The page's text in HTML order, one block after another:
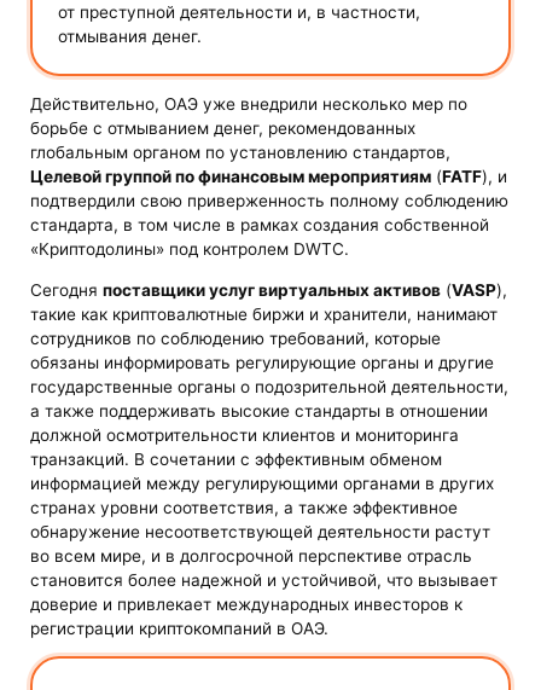
от преступной деятельности и, в частности,
отмывания денег.
Действительно, ОАЭ уже внедрили несколько мер по
борьбе с отмыванием денег, рекомендованных
глобальным органом по установлению стандартов,
Целевой группой по финансовым мероприятиям (FATF), и
подтвердили свою приверженность полному соблюдению
стандарта, в том числе в рамках создания собственной
«Криптодолины» под контролем DWTC.
Сегодняпоставщики услуг виртуальных активов (VASP),
такие как криптовалютные биржи и хранители, нанимают
сотрудников по соблюдению требований, которые
обязаны информировать регулирующие органы и другие
государственные органы о подозрительной деятельности,
а также поддерживать высокие стандарты в отношении
должной осмотрительности клиентов и мониторинга
транзакций. В сочетании с эффективным обменом
информацией между регулирующими органами в других
странах уровни соответствия, а также эффективное
обнаружение несоответствующей деятельности растут
во всем мире, и в долгосрочной перспективе отрасль
становится более надежной и устойчивой, что вызывает
доверие и привлекает международных инвесторов к
регистрации криптокомпаний в ОАЭ.